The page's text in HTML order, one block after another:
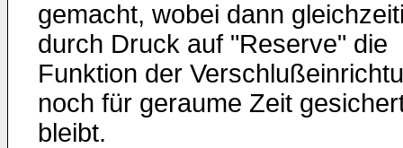
gemacht, wobei dann
durch Druck auf "Reserve" die
Funktion der
noch für geraume Zeit
bleibt.